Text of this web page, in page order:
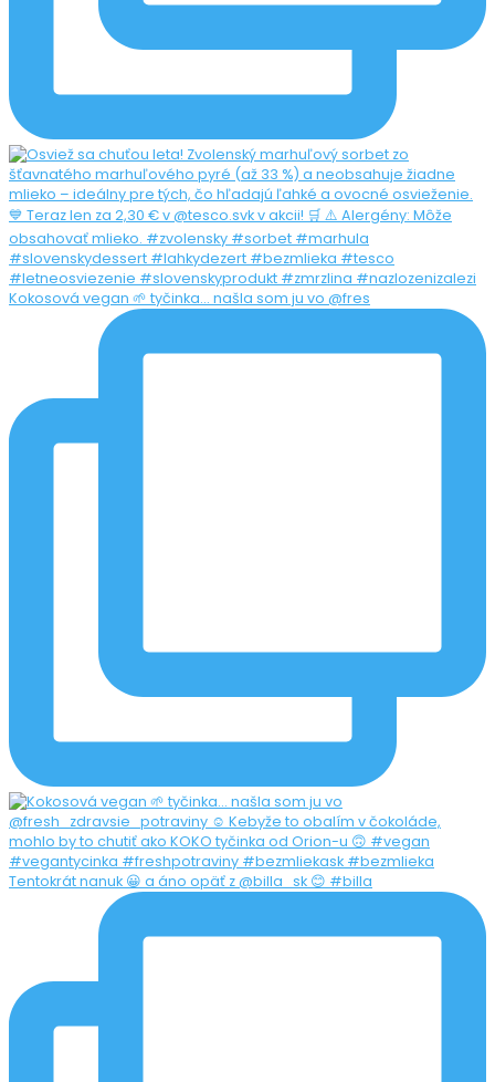
Kokosová vegan 🌱 tyčinka... našla som ju vo @fres
Tentokrát nanuk 😀 a áno opäť z @billa_sk 😊 #billa